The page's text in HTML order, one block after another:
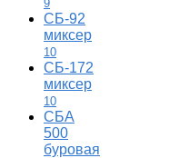
9
СБ-92
миксер
10
СБ-172
миксер
10
СБА
500
буровая